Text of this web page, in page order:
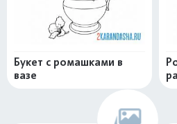
Букет с ромашками в
вазе